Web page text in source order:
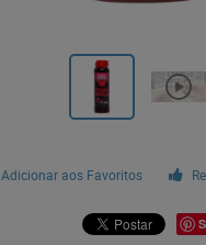
Adicionar aos Favoritos